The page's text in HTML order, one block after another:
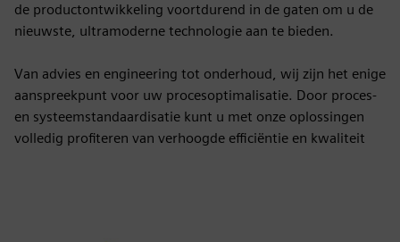
de productontwikkeling voortdurend in de gaten om u de
nieuwste, ultramoderne technologie aan te bieden.
Van advies en engineering tot onderhoud, wij zijn het enige
aanspreekpunt voor uw procesoptimalisatie. Door proces-
en systeemstandaardisatie kunt u met onze oplossingen
volledig profiteren van verhoogde efficiëntie en kwaliteit